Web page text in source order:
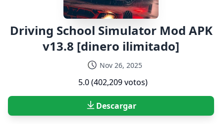
Driving School Simulator Mod APK
v13.8 [dinero ilimitado]
Nov 26, 2025
5.0 (402,209 votos)
Descargar